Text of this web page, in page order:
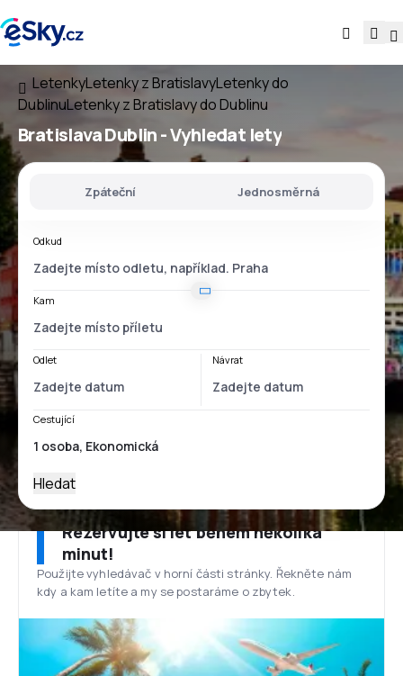
LetenkyLetenky z BratislavyLetenky do
DublinuLetenky z Bratislavy do Dublinu
Bratislava Dublin- Vyhledat lety
Zpáteční Jednosměrná
Odkud
Kam
Odlet Návrat
Cestující
Hledat
Rezervujte si let během několika
minut!
Použijte vyhledávač v horní části stránky. Řekněte nám
kdy a kam letíte a my se postaráme o zbytek.